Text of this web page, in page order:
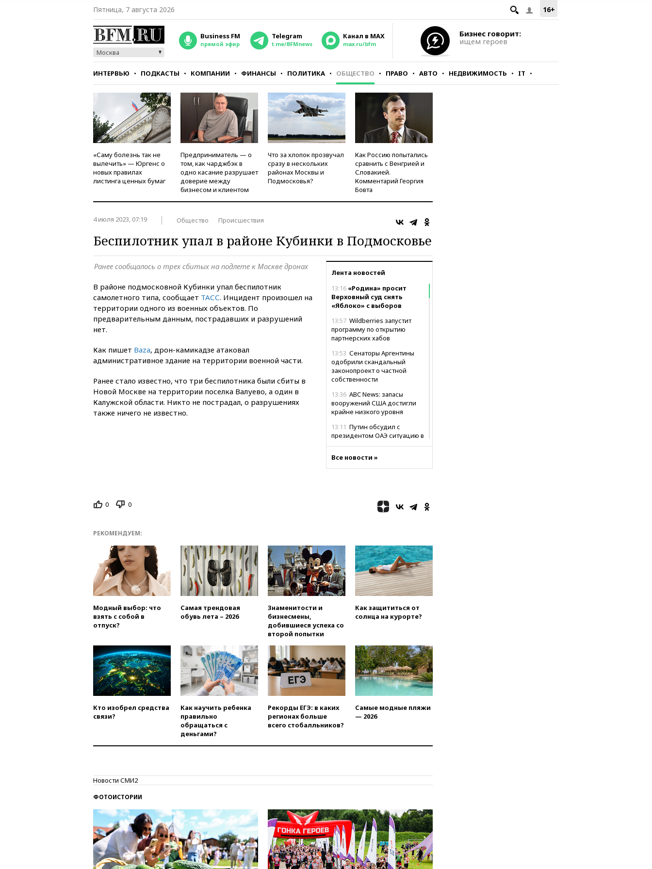
16+
Пятница, 7 августа 2026
Москва
Business FM
прямой эфир
Telegram
t.me/BFMnews
Канал в MAX
max.ru/bfm
Бизнес говорит:
ищем героев
ИНТЕРВЬЮ ПОДКАСТЫ КОМПАНИИ ФИНАНСЫ ПОЛИТИКА ОБЩЕСТВО ПРАВО АВТО НЕДВИЖИМОСТЬ IT
СТИЛЬ ТЕСТЫ
«Саму болезнь так не
вылечить» — Юргенс о
новых правилах
листинга ценных бумаг
Предприниматель — о
том, как чарджбэк в
одно касание разрушает
доверие между
бизнесом и клиентом
Что за хлопок прозвучал
сразу в нескольких
районах Москвы и
Подмосковья?
Как Россию попытались
сравнить с Венгрией и
Словакией.
Комментарий Георгия
Бовта
4 июля 2023, 07:19 Общество Происшествия
Беспилотник упал в районе Кубинки в Подмосковье
Лента новостей
13:16 «Родина» просит
Верховный суд снять
«Яблоко» с выборов
13:57 Wildberries запустит
программу по открытию
партнерских хабов
13:53 Сенаторы Аргентины
одобрили скандальный
законопроект о частной
собственности
13:36 ABC News: запасы
вооружений США достигли
крайне низкого уровня
13:11 Путин обсудил с
президентом ОАЭ ситуацию в
13:09Суд обязал москвичку
Россия планирует
12:36
Экспорт растворимого
кофе из России достиг
рекордных показателей
12:30
Российские войска
взяли под контроль село
области
12:15
в соцсети
11:58
Резаи: Иран не допустит
открытия второго маршрута в
Ормузском проливе
11:48
Жители Москвы и
Подмосковья сообщили о
громких взрывах
11:41
банкротства для
11:22При стрельбе в школе в
Таиланде погибли пять
человек
11:19 Россия рассчитывает
заключить безвизовые
соглашения с Индонезией и
Все новости »
Ранее сообщалось о трех сбитых на подлете к Москве дронах
В районе подмосковной Кубинки упал беспилотник
самолетного типа, сообщает ТАСС. Инцидент произошел на
территории одного из военных объектов. По
предварительным данным, пострадавших и разрушений
нет.
Как пишет Baza, дрон-камикадзе атаковал
административное здание на территории военной части.
Ранее стало известно, что три беспилотника были сбиты в
Новой Москве на территории поселка Валуево, а один в
Калужской области. Никто не пострадал, о разрушениях
также ничего не известно.
0 0
РЕКОМЕНДУЕМ:
Модный выбор: что
взять с собой в
отпуск?
Самая трендовая
обувь лета – 2026
Знаменитости и
бизнесмены,
добившиеся успеха со
второй попытки
Как защититься от
солнца на курорте?
Кто изобрел средства
связи?
Как научить ребенка
правильно
обращаться с
деньгами?
Рекорды ЕГЭ: в каких
регионах больше
всего стобалльников?
Самые модные пляжи
— 2026
Новости СМИ2
ФОТОИСТОРИИ